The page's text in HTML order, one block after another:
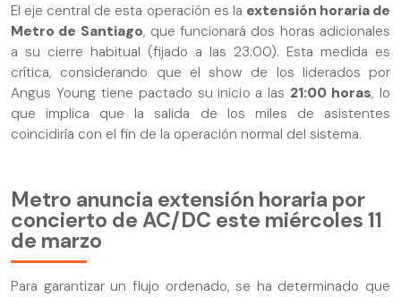
El eje central de esta operación es la extensión horaria de
Metro de Santiago, que funcionará dos horas adicionales
a su cierre habitual (fijado a las 23:00). Esta medida es
crítica, considerando que el show de los liderados por
Angus Young tiene pactado su inicio a las 21:00 horas, lo
que implica que la salida de los miles de asistentes
coincidiría con el fin de la operación normal del sistema.
Metro anuncia extensión horaria por
concierto de AC/DC este miércoles 11
de marzo
Para garantizar un flujo ordenado, se ha determinado que